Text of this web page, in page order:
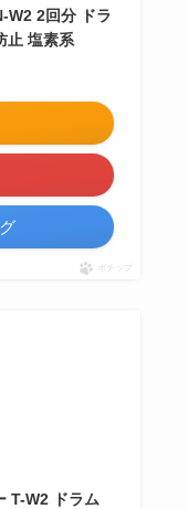
W2 2回分 ドラ
止 塩素系
ポチップ
T-W2 ドラム